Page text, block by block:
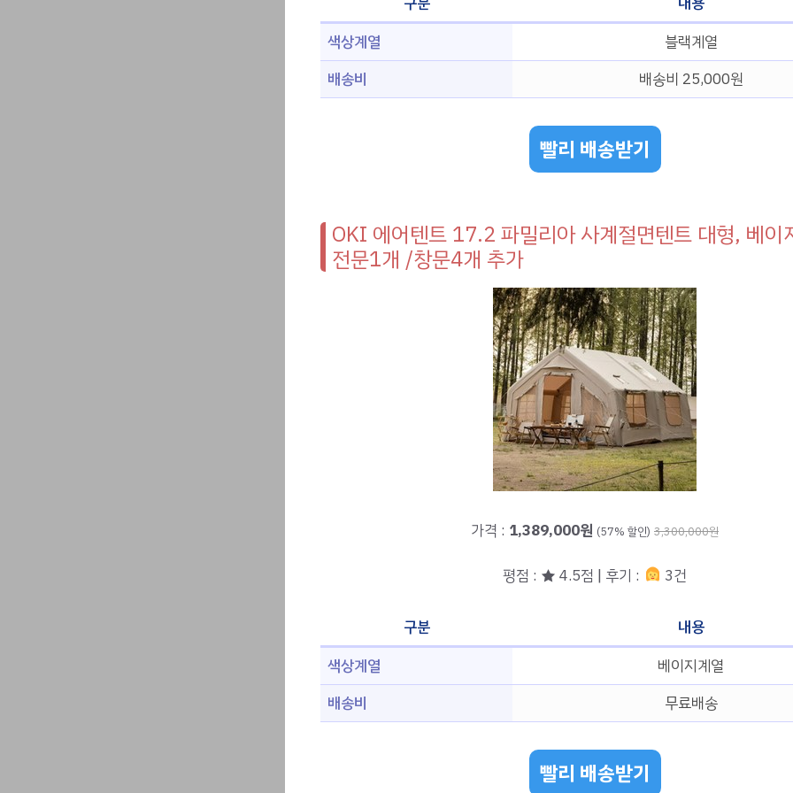
색상계열
블랙계열
배송비
배송비 25,000원
빨리 배송받기
OKI 에어텐트 17.2 파밀리아 사계절면텐트 대형, 베이
전문1개 /창문4개 추가
가격 : 1,389,000원 (57% 할인) 3,300,000원
평점 : ★ 4.5점 | 후기 : 3건
구분
내용
색상계열
베이지계열
배송비
무료배송
빨리 배송받기